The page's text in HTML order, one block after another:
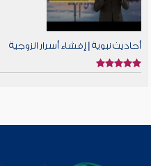
أحاديث نبوية | إفشاء أسرار الزوجية